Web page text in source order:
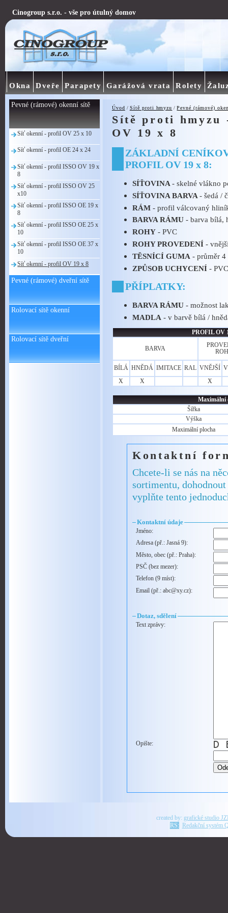
Úvod / Sítě proti hmyzu /Pevné (rámové)
Sítě proti
OV 19 x 8
ZÁKLADNÍ
PROFIL OV 19 x 8:
SÍŤOVINA - skelné vlákno
SÍŤOVINA BARVA - šedá /
RÁM - profil válcovaný
BARVA RÁMU- barva bílá,
ROHY- PVC
ROHY PROVEDENÍ-
TĚSNÍCÍ GUMA - průměr 4
ZPŮSOB UCHYCENÍ-
PŘÍPLATKY:
BARVA RÁMU- možnost
MADLA - v barvě bílá /
PROFIL OV
BARVA
BÍLÁ HNĚDÁ IMITACE RAL VNĚJŠÍ
X
X X
Maximální
Šířka
Výška
Maximální plocha
Kontaktní
Chcete-li se nás na
sortimentu,
vyplňte tento
Kontaktní údaje
Jméno:
Adresa (př.: Jasná 9):
Město, obec (př.: Praha):
PSČ (bez mezer):
Telefon (9 míst):
Email (př.: abc@xy.cz):
Dotaz, sdělení
Text zprávy:
Opište:
Pevné (rámové) okenní sítě
Síť okenní - profil OV 25 x 10
Síť okenní - profil OE 24 x 24
Síť okenní - profil ISSO OV 19 x
8
Síť okenní - profil ISSO OV 25
x10
Síť okenní - profil ISSO OE 19 x
8
Síť okenní - profil ISSO OE 25 x
10
Síť okenní - profil ISSO OE 37 x
10
Síť okenní - profil OV 19 x 8
Pevné (rámové) dveřní sítě
Rolovací sítě okenní
Rolovací sítě dveřní
Cinogroup s.r.o. - vše pro útulný domov
Okna Dveře Parapety Garážová vrata Rolety
created by: grafické studio
RS: Redakční systém